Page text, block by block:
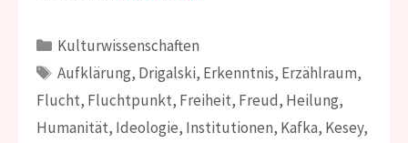
Kategorien
Kulturwissenschaften
Schlagwörter
Aufklärung, Drigalski, Erkenntnis, Erzählraum,
Flucht, Fluchtpunkt, Freiheit, Freud, Heilung,
Humanität, Ideologie, Institutionen, Kafka, Kesey,